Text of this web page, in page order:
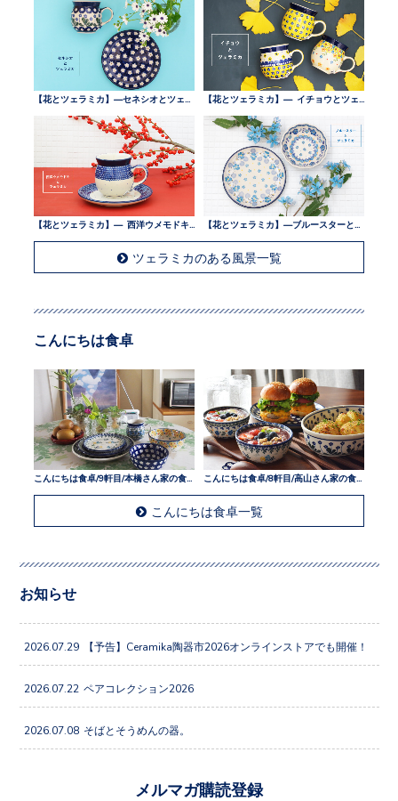
ツェラミカのある風景一覧
こんにちは食卓
こんにちは食卓/9軒目/本橋さん家の食卓
こんにちは食卓一覧
お知らせ
2026.07.29 【予告】Ceramika陶器市2026オンラインストアでも開催！
2026.07.22 ペアコレクション2026
2026.07.08 そばとそうめんの器。
メルマガ購読登録